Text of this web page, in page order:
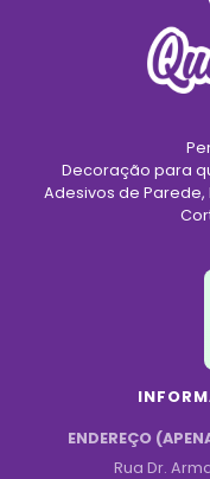
Decoração para
Adesivos de Parede,
ENDEREÇO
Rua Dr.